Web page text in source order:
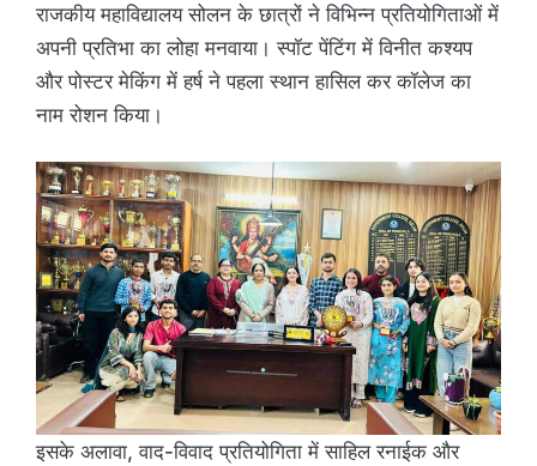
राजकीय महाविद्यालय सोलन के छात्रों ने विभिन्न प्रतियोगिताओं में
अपनी प्रतिभा का लोहा मनवाया। स्पॉट पेंटिंग में विनीत कश्यप
और पोस्टर मेकिंग में हर्ष ने पहला स्थान हासिल कर कॉलेज का
नाम रोशन किया।
इसके अलावा, वाद-विवाद प्रतियोगिता में साहिल रनाईक और